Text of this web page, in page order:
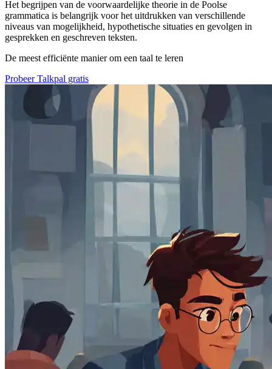
Het begrijpen van de voorwaardelijke theorie in de Poolse
grammatica is belangrijk voor het uitdrukken van verschillende
niveaus van mogelijkheid, hypothetische situaties en gevolgen in
gesprekken en geschreven teksten.
De meest efficiënte manier om een taal te leren
Probeer Talkpal gratis